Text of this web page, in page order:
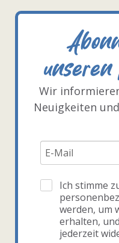
Wir
Neuigkeiten
Ich stimme
werden, um
erhalten,
jederzeit